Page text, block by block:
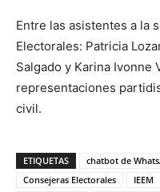
Entre las asistentes a la
Electorales: Patricia
Salgado y Karina Ivonne
representaciones
civil.
ETIQUETAS chatbot de
Consejeras Electorales
IEEM